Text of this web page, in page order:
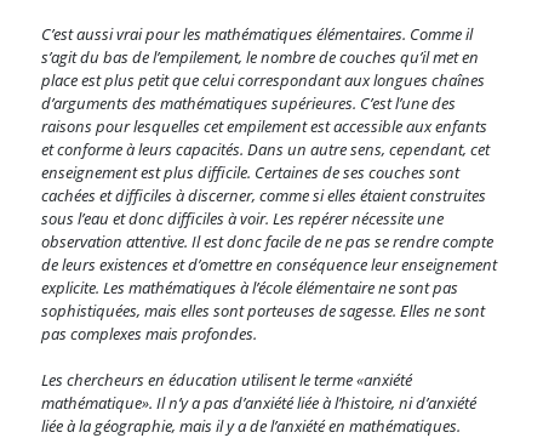
C’est aussi vrai pour les mathématiques élémentaires. Comme il
s’agit du bas de l’empilement, le nombre de couches qu’il met en
place est plus petit que celui correspondant aux longues chaînes
d’arguments des mathématiques supérieures. C’est l’une des
raisons pour lesquelles cet empilement est accessible aux enfants
et conforme à leurs capacités. Dans un autre sens, cependant, cet
enseignement est plus difficile. Certaines de ses couches sont
cachées et difficiles à discerner, comme si elles étaient construites
sous l’eau et donc difficiles à voir. Les repérer nécessite une
observation attentive. Il est donc facile de ne pas se rendre compte
de leurs existences et d’omettre en conséquence leur enseignement
explicite. Les mathématiques à l’école élémentaire ne sont pas
sophistiquées, mais elles sont porteuses de sagesse. Elles ne sont
pas complexes mais profondes.
Les chercheurs en éducation utilisent le terme «anxiété
mathématique». Il n’y a pas d’anxiété liée à l’histoire, ni d’anxiété
liée à la géographie, mais il y a de l’anxiété en mathématiques.